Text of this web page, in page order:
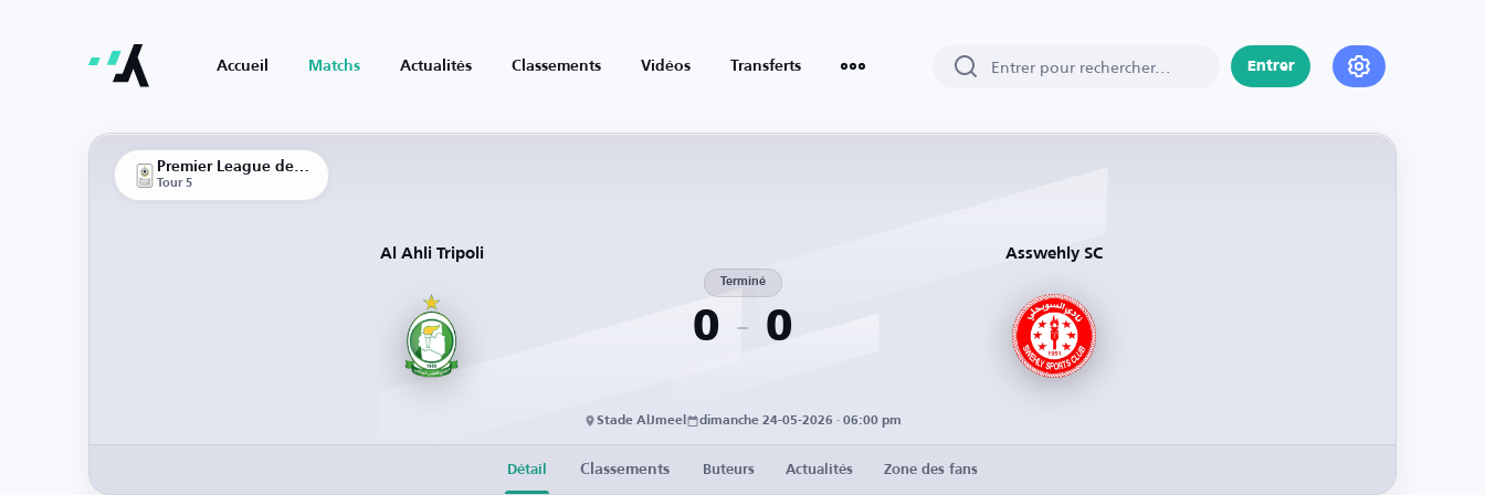
Accueil Matchs Actualités Classements Vidéos Transferts Entrer
Premier League de la Libye
Tour 5
Al Ahli Tripoli
0
Terminé
0
Asswehly SC
Stade AlJmeel dimanche 24-05-2026 · 06:00 pm
Détail Classements Buteurs Actualités Zone des fans